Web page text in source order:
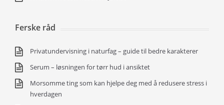
Ferske råd
Privatundervisning i naturfag – guide til bedre karakterer
Serum – løsningen for tørr hud i ansiktet
Morsomme ting som kan hjelpe deg med å redusere stress i
hverdagen